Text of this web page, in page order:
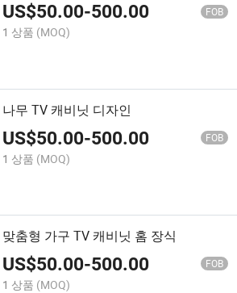
US$50.00-500.00 FOB
1 상품 (MOQ)
나무 TV 캐비닛 디자인
US$50.00-500.00 FOB
1 상품 (MOQ)
맞춤형 가구 TV 캐비닛 홈 장식
US$50.00-500.00 FOB
1 상품 (MOQ)